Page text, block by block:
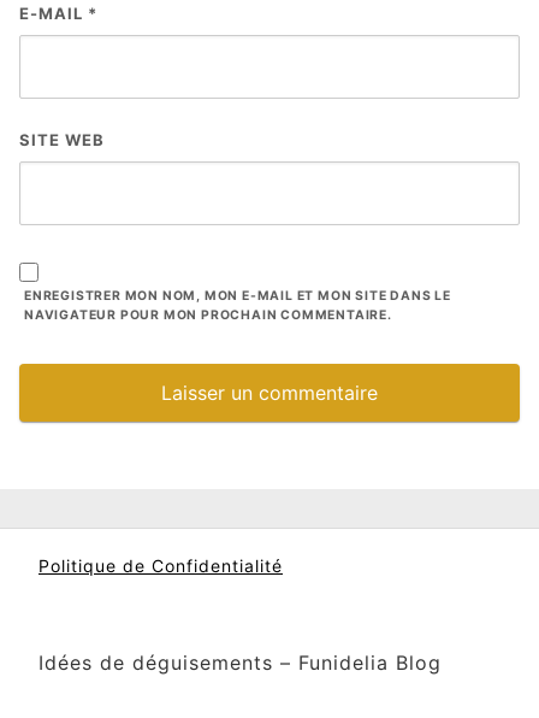
E-MAIL *
SITE WEB
ENREGISTRER MON NOM, MON E-MAIL ET MON SITE DANS LE
NAVIGATEUR POUR MON PROCHAIN COMMENTAIRE.
Politique de Confidentialité
Idées de déguisements – Funidelia Blog